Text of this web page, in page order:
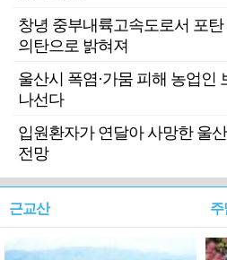
창녕 중부내륙고속도로서 포
의탄으로 밝혀져
울산시 폭염·가뭄 피해 농업인
나선다
입원환자가 연달아 사망한 울
전망
근교산 주